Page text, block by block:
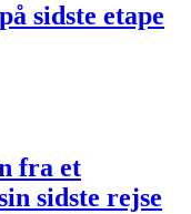
sidste etape
fra et
sidste rejse